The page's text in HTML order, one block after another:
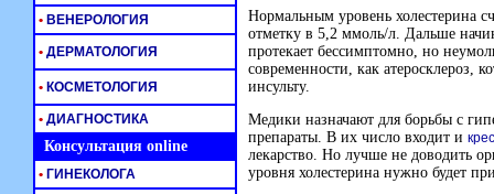
Нормальным уровень холестерина
отметку в 5,2 ммоль/л. Дальше
протекает бессимптомно, но
современности, как атеросклероз,
инсульту.
Медики назначают для борьбы с
препараты. В их число входит и
лекарство. Но лучше не доводить
уровня холестерина нужно будет
• ВЕНЕРОЛОГИЯ
• ДЕРМАТОЛОГИЯ
• КОСМЕТОЛОГИЯ
• ДИАГНОСТИКА
Консультация online
• ГИНЕКОЛОГА